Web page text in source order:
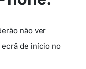
não ver
ecrã de início no